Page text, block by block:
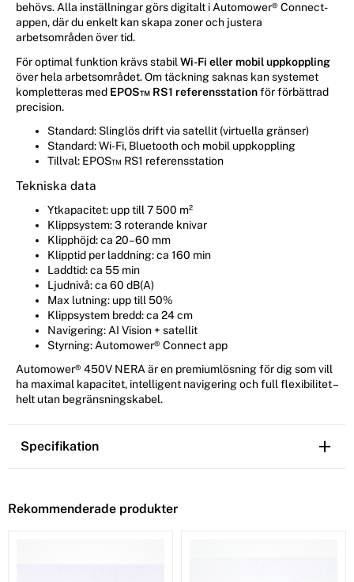
behövs. Alla inställningar görs digitalt i Automower® Connect-
appen, där du enkelt kan skapa zoner och justera
arbetsområden över tid.
För optimal funktion krävs stabil Wi-Fi eller mobil uppkoppling
över hela arbetsområdet. Om täckning saknas kan systemet
kompletteras med EPOS™ RS1 referensstationför förbättrad
precision.
Standard: Slinglös drift via satellit (virtuella gränser)
Standard: Wi-Fi, Bluetooth och mobil uppkoppling
Tillval: EPOS™ RS1 referensstation
Tekniska data
Ytkapacitet: upp till 7 500 m²
Klippsystem: 3 roterande knivar
Klipphöjd: ca 20–60 mm
Klipptid per laddning: ca 160 min
Laddtid: ca 55 min
Ljudnivå: ca 60 dB(A)
Max lutning: upp till 50%
Klippsystem bredd: ca 24 cm
Navigering: AI Vision + satellit
Styrning: Automower® Connect app
Automower® 450V NERA är en premiumlösning för dig som vill
ha maximal kapacitet, intelligent navigering och full flexibilitet –
helt utan begränsningskabel.
Specifikation
Rekommenderade produkter